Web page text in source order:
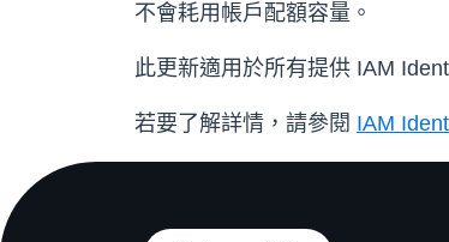
不會耗用帳戶配額容量。
此更新適用於所有提供 IAM
若要了解詳情，請參閱 IAM